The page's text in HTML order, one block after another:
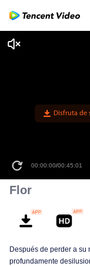
Disfruta de
00:00:00/00:45:01
Flor
Después de perder a
profundamente